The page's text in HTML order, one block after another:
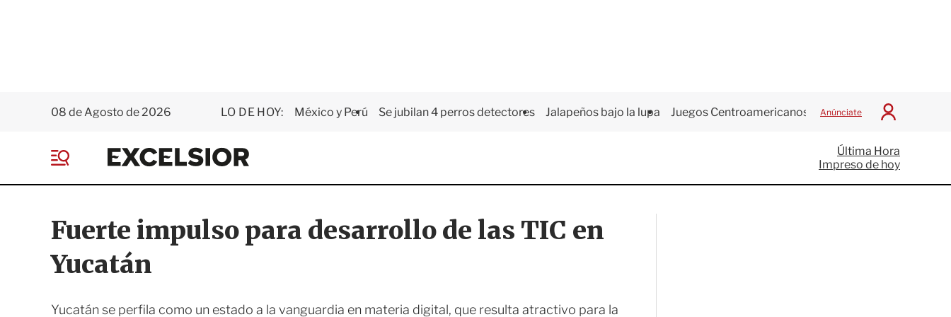
08 de Agosto de 2026 LO DE HOY: México y Perú Se jubilan 4 perros detectores Jalapeños bajo la lupa Juegos Centroamericanos Anúnciate
I
c
i
a
E
x
e
i
o
e
Última Hora
Impreso de hoy
Fuerte impulso para desarrollo de las TIC en
Yucatán
Yucatán se perfila como un estado a la vanguardia en materia digital, que resulta atractivo para la